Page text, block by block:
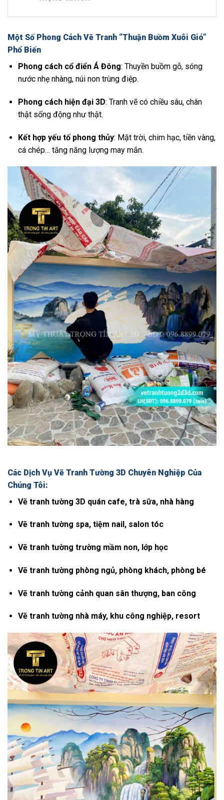
Một Số Phong Cách Vẽ Tranh “Thuận Buồm Xuôi Gió”
Phổ Biến
Phong cách cổ điển Á Đông: Thuyền buồm gỗ, sóng
nước nhẹ nhàng, núi non trùng điệp.
Phong cách hiện đại 3D: Tranh vẽ có chiều sâu, chân
thật sống động như thật.
Kết hợp yếu tố phong thủy: Mặt trời, chim hạc, tiền vàng,
cá chép… tăng năng lượng may mắn.
Các Dịch Vụ Vẽ Tranh Tường 3D Chuyên Nghiệp Của
Chúng Tôi:
Vẽ tranh tường 3D quán cafe, trà sữa, nhà hàng
Vẽ tranh tường spa, tiệm nail, salon tóc
Vẽ tranh tường trường mầm non, lớp học
Vẽ tranh tường phòng ngủ, phòng khách, phòng bé
Vẽ tranh tường cảnh quan sân thượng, ban công
Vẽ tranh tường nhà máy, khu công nghiệp, resort